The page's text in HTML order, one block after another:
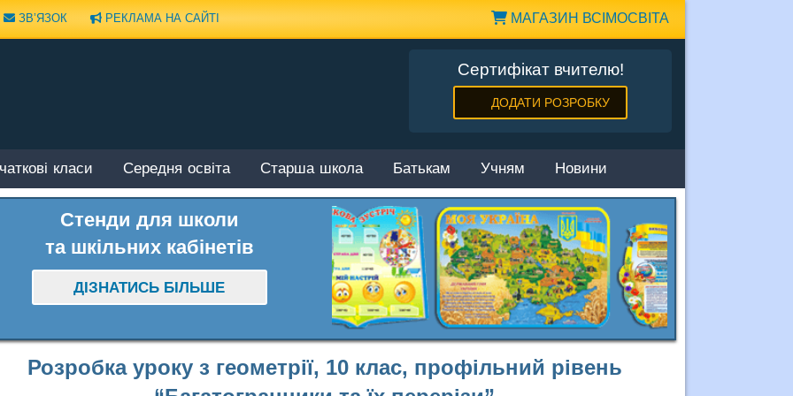
МАГАЗИН ВСІМОСВІТА
ЗВ’ЯЗОК РЕКЛАМА НА САЙТІ
Сертифікат вчителю!
ДОДАТИ РОЗРОБКУ
класи Середня освіта Старша школа Батькам Учням Новини
Стенди для школи
та шкільних кабінетів
ДІЗНАТИСЬ БІЛЬШЕ
Розробка уроку з геометрії, 10 клас, профільний рівень